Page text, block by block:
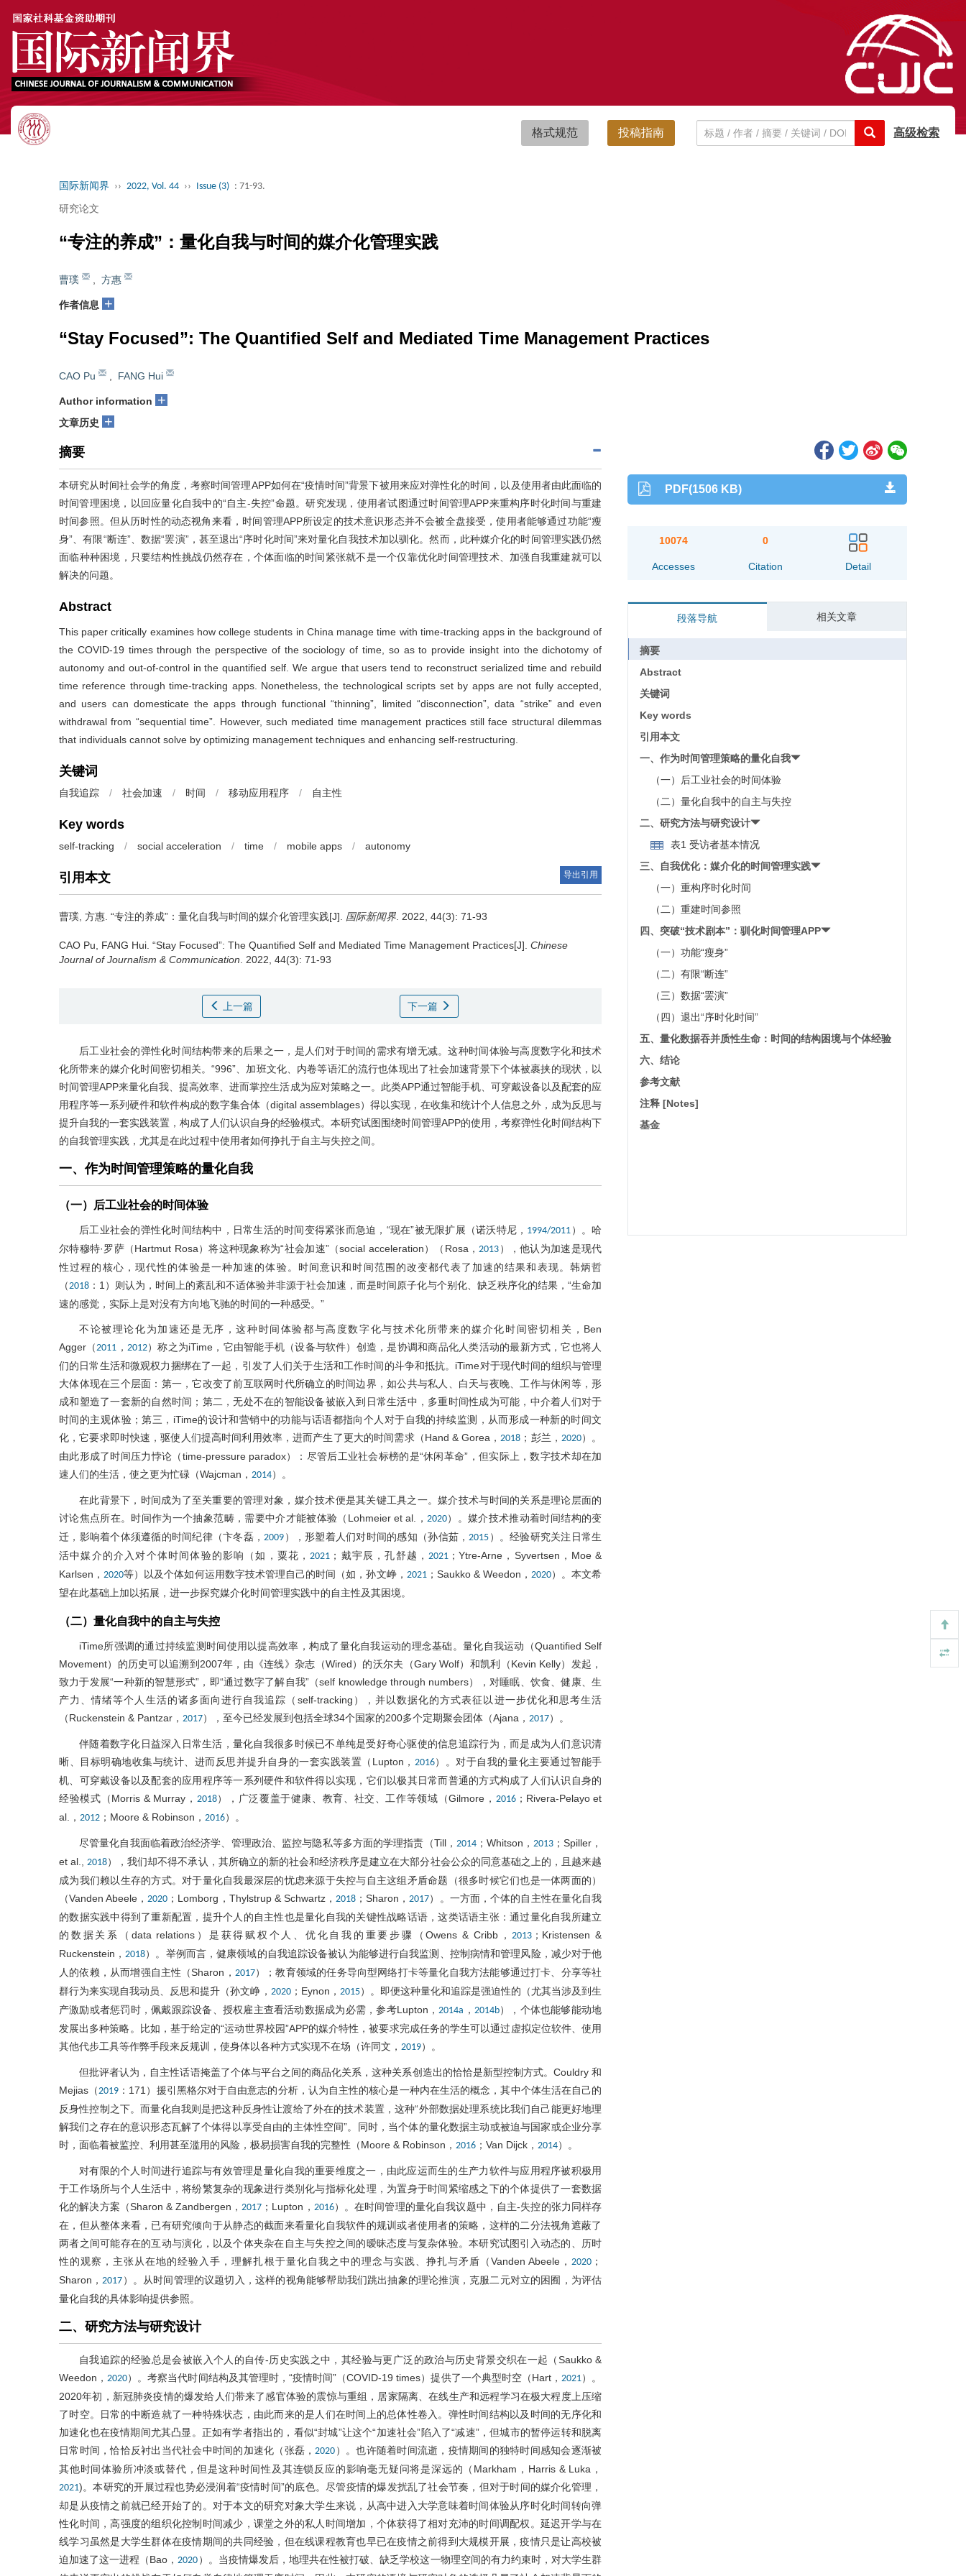
高级检索
投稿指南
格式规范
国际新闻界 ›› 2022, Vol. 44 ›› Issue (3) : 71-93.
研究论文
“专注的养成”：量化自我与时间的媒介化管理实践
曹璞 方惠
作者信息 +
“Stay Focused”: The Quantified Self and Mediated Time Management Practices
CAO Pu FANG Hui
Author information +
文章历史 +
摘要
本研究从时间社会学的角度，考察时间管理APP如何在“疫情时间”背景下被用来应对弹性化的时间，以及使用者由此面临的
时间管理困境，以回应量化自我中的“自主-失控”命题。研究发现，使用者试图通过时间管理APP来重构序时化时间与重建
时间参照。但从历时性的动态视角来看，时间管理APP所设定的技术意识形态并不会被全盘接受，使用者能够通过功能“瘦
身”、有限“断连”、数据“罢演”，甚至退出“序时化时间”来对量化自我技术加以驯化。然而，此种媒介化的时间管理实践仍然
面临种种困境，只要结构性挑战仍然存在，个体面临的时间紧张就不是一个仅靠优化时间管理技术、加强自我重建就可以
解决的问题。
Abstract
This paper critically examines how college students in China manage time with time-tracking apps in the background of
the COVID-19 times through the perspective of the sociology of time, so as to provide insight into the dichotomy of
autonomy and out-of-control in the quantified self. We argue that users tend to reconstruct serialized time and rebuild
time reference through time-tracking apps. Nonetheless, the technological scripts set by apps are not fully accepted,
and users can domesticate the apps through functional “thinning”, limited “disconnection”, data “strike” and even
withdrawal from “sequential time”. However, such mediated time management practices still face structural dilemmas
that individuals cannot solve by optimizing management techniques and enhancing self-restructuring.
关键词
自我追踪 / 社会加速 / 时间 / 移动应用程序 / 自主性
Key words
self-tracking / social acceleration / time / mobile apps / autonomy
引用本文 导出引用
曹璞 方惠 “专注的养成”：量化自我与时间的媒介化管理实践[J]. 国际新闻界 . 2022, 44(3): 71-93
CAO Pu FANG Hui “Stay Focused”: The Quantified Self and Mediated Time Management Practices[J]. Chinese
Journal of Journalism & Communication . 2022, 44(3): 71-93
上一篇 下一篇
后工业社会的弹性化时间结构带来的后果之一，是人们对于时间的需求有增无减。这种时间体验与高度数字化和技术
化所带来的媒介化时间密切相关。“996”、加班文化、内卷等语汇的流行也体现出了社会加速背景下个体被裹挟的现状，以
时间管理APP来量化自我、提高效率、进而掌控生活成为应对策略之一。此类APP通过智能手机、可穿戴设备以及配套的应
用程序等一系列硬件和软件构成的数字集合体（digital assemblages）得以实现，在收集和统计个人信息之外，成为反思与
提升自我的一套实践装置，构成了人们认识自身的经验模式。本研究试图围绕时间管理APP的使用，考察弹性化时间结构下
的自我管理实践，尤其是在此过程中使用者如何挣扎于自主与失控之间。
一、作为时间管理策略的量化自我
（一）后工业社会的时间体验
后工业社会的弹性化时间结构中，日常生活的时间变得紧张而急迫，“现在”被无限扩展（诺沃特尼， 1994/2011 ）。哈
尔特穆特·罗萨（Hartmut Rosa）将这种现象称为“社会加速”（social acceleration）（Rosa， 2013 ），他认为加速是现代
性过程的核心，现代性的体验是一种加速的体验。时间意识和时间范围的改变都代表了加速的结果和表现。韩炳哲
（2018 ：1）则认为，时间上的紊乱和不适体验并非源于社会加速，而是时间原子化与个别化、缺乏秩序化的结果，“生命加
速的感觉，实际上是对没有方向地飞驰的时间的一种感受。”
不论被理论化为加速还是无序，这种时间体验都与高度数字化与技术化所带来的媒介化时间密切相关，Ben
Agger（2011 ， 2012）称之为iTime，它由智能手机（设备与软件）创造，是协调和商品化人类活动的最新方式，它也将人
们的日常生活和微观权力捆绑在了一起，引发了人们关于生活和工作时间的斗争和抵抗。iTime对于现代时间的组织与管理
大体体现在三个层面：第一，它改变了前互联网时代所确立的时间边界，如公共与私人、白天与夜晚、工作与休闲等，形
成和塑造了一套新的自然时间；第二，无处不在的智能设备被嵌入到日常生活中，多重时间性成为可能，中介着人们对于
时间的主观体验；第三，iTime的设计和营销中的功能与话语都指向个人对于自我的持续监测，从而形成一种新的时间文
化，它要求即时快速，驱使人们提高时间利用效率，进而产生了更大的时间需求（Hand & Gorea， 2018 ；彭兰， 2020）。
由此形成了时间压力悖论（time-pressure paradox）：尽管后工业社会标榜的是“休闲革命”，但实际上，数字技术却在加
速人们的生活，使之更为忙碌（Wajcman， 2014）。
在此背景下，时间成为了至关重要的管理对象，媒介技术便是其关键工具之一。媒介技术与时间的关系是理论层面的
讨论焦点所在。时间作为一个抽象范畴，需要中介才能被体验（Lohmeier et al.， 2020）。媒介技术推动着时间结构的变
迁，影响着个体须遵循的时间纪律（卞冬磊， 2009 ），形塑着人们对时间的感知（孙信茹， 2015 ）。经验研究关注日常生
活中媒介的介入对个体时间体验的影响（如，粟花， 2021 ；戴宇辰，孔舒越， 2021 ；Ytre-Arne，Syvertsen，Moe &
Karlsen， 2020等）以及个体如何运用数字技术管理自己的时间（如，孙文峥， 2021 ；Saukko & Weedon， 2020）。本文希
望在此基础上加以拓展，进一步探究媒介化时间管理实践中的自主性及其困境。
（二）量化自我中的自主与失控
iTime所强调的通过持续监测时间使用以提高效率，构成了量化自我运动的理念基础。量化自我运动（Quantified Self
Movement）的历史可以追溯到2007年，由《连线》杂志（Wired）的沃尔夫（Gary Wolf）和凯利（Kevin Kelly）发起，
致力于发展“一种新的智慧形式”，即“通过数字了解自我”（self knowledge through numbers），对睡眠、饮食、健康、生
产力、情绪等个人生活的诸多面向进行自我追踪（self-tracking），并以数据化的方式表征以进一步优化和思考生活
（Ruckenstein & Pantzar， 2017），至今已经发展到包括全球34个国家的200多个定期聚会团体（Ajana， 2017）。
伴随着数字化日益深入日常生活，量化自我很多时候已不单纯是受好奇心驱使的信息追踪行为，而是成为人们意识清
晰、目标明确地收集与统计、进而反思并提升自身的一套实践装置（Lupton， 2016）。对于自我的量化主要通过智能手
机、可穿戴设备以及配套的应用程序等一系列硬件和软件得以实现，它们以极其日常而普通的方式构成了人们认识自身的
经验模式（Morris & Murray， 2018），广泛覆盖于健康、教育、社交、工作等领域（Gilmore， 2016；Rivera-Pelayo et
al.， 2012 ；Moore & Robinson， 2016）。
尽管量化自我面临着政治经济学、管理政治、监控与隐私等多方面的学理指责（Till， 2014；Whitson， 2013 ；Spiller，
et al., 2018），我们却不得不承认，其所确立的新的社会和经济秩序是建立在大部分社会公众的同意基础之上的，且越来越
成为我们赖以生存的方式。对于量化自我最深层的忧虑来源于失控与自主这组矛盾命题（很多时候它们也是一体两面的）
（Vanden Abeele， 2020 ；Lomborg，Thylstrup & Schwartz， 2018 ；Sharon， 2017）。一方面，个体的自主性在量化自我
的数据实践中得到了重新配置，提升个人的自主性也是量化自我的关键性战略话语，这类话语主张：通过量化自我所建立
的数据关系（data relations）是获得赋权个人、优化自我的重要步骤（Owens & Cribb， 2013 ；Kristensen &
Ruckenstein， 2018）。举例而言，健康领域的自我追踪设备被认为能够进行自我监测、控制病情和管理风险，减少对于他
人的依赖，从而增强自主性（Sharon， 2017）；教育领域的任务导向型网络打卡等量化自我方法能够通过打卡、分享等社
群行为来实现自我动员、反思和提升（孙文峥， 2020；Eynon， 2015）。即便这种量化和追踪是强迫性的（尤其当涉及到生
产激励或者惩罚时，佩戴跟踪设备、授权雇主查看活动数据成为必需，参考Lupton， 2014a ， 2014b），个体也能够能动地
发展出多种策略。比如，基于给定的“运动世界校园”APP的媒介特性，被要求完成任务的学生可以通过虚拟定位软件、使用
其他代步工具等作弊手段来反规训，使身体以各种方式实现不在场（许同文， 2019）。
但批评者认为，自主性话语掩盖了个体与平台之间的商品化关系，这种关系创造出的恰恰是新型控制方式。Couldry 和
Mejias（2019 ：171）援引黑格尔对于自由意志的分析，认为自主性的核心是一种内在生活的概念，其中个体生活在自己的
反身性控制之下。而量化自我则是把这种反身性让渡给了外在的技术装置，这种“外部数据处理系统比我们自己能更好地理
解我们之存在的意识形态瓦解了个体得以享受自由的主体性空间”。同时，当个体的量化数据主动或被迫与国家或企业分享
时，面临着被监控、利用甚至滥用的风险，极易损害自我的完整性（Moore & Robinson， 2016 ；Van Dijck， 2014）。
对有限的个人时间进行追踪与有效管理是量化自我的重要维度之一，由此应运而生的生产力软件与应用程序被积极用
于工作场所与个人生活中，将纷繁复杂的现象进行类别化与指标化处理，为置身于时间紧缩感之下的个体提供了一套数据
化的解决方案（Sharon & Zandbergen， 2017 ；Lupton， 2016）。在时间管理的量化自我议题中，自主-失控的张力同样存
在，但从整体来看，已有研究倾向于从静态的截面来看量化自我软件的规训或者使用者的策略，这样的二分法视角遮蔽了
两者之间可能存在的互动与演化，以及个体夹杂在自主与失控之间的暧昧态度与复杂体验。本研究试图引入动态的、历时
性的观察，主张从在地的经验入手，理解扎根于量化自我之中的理念与实践、挣扎与矛盾（Vanden Abeele， 2020 ；
Sharon， 2017 ）。从时间管理的议题切入，这样的视角能够帮助我们跳出抽象的理论推演，克服二元对立的困囿，为评估
量化自我的具体影响提供参照。
二、研究方法与研究设计
自我追踪的经验总是会被嵌入个人的自传-历史实践之中，其经验与更广泛的政治与历史背景交织在一起（Saukko &
Weedon， 2020）。考察当代时间结构及其管理时，“疫情时间”（COVID-19 times）提供了一个典型时空（Hart， 2021）。
2020年初，新冠肺炎疫情的爆发给人们带来了感官体验的震惊与重组，居家隔离、在线生产和远程学习在极大程度上压缩
了时空。日常的中断造就了一种特殊状态，由此而来的是人们在时间上的总体性卷入。弹性时间结构以及时间的无序化和
加速化也在疫情期间尤其凸显。正如有学者指出的，看似“封城”让这个“加速社会”陷入了“减速”，但城市的暂停运转和脱离
日常时间，恰恰反衬出当代社会中时间的加速化（张磊， 2020 ）。也许随着时间流逝，疫情期间的独特时间感知会逐渐被
其他时间体验所冲淡或替代，但是这种时间性及其连锁反应的影响毫无疑问将是深远的（Markham，Harris & Luka，
2021)。本研究的开展过程也势必浸润着“疫情时间”的底色。尽管疫情的爆发扰乱了社会节奏，但对于时间的媒介化管理，
却是从疫情之前就已经开始了的。对于本文的研究对象大学生来说，从高中进入大学意味着时间体验从序时化时间转向弹
性化时间，高强度的组织化控制时间减少，课堂之外的私人时间增加，个体获得了相对充沛的时间调配权。延迟开学与在
线学习虽然是大学生群体在疫情期间的共同经验，但在线课程教育也早已在疫情之前得到大规模开展，疫情只是让高校被
迫加速了这一进程（Bao， 2020 ）。当疫情爆发后，地理共在性被打破、缺乏学校这一物理空间的有力约束时，对大学生群
PDF(1506 KB)
10074
Accesses
0
Citation Detail
段落导航 相关文章
摘要
Abstract
关键词
Key words
引用本文
一、作为时间管理策略的量化自我
（一）后工业社会的时间体验
（二）量化自我中的自主与失控
二、研究方法与研究设计
表1 受访者基本情况
三、自我优化：媒介化的时间管理实践
（一）重构序时化时间
（二）重建时间参照
四、突破“技术剧本”：驯化时间管理APP
（一）功能“瘦身”
（二）有限“断连”
（三）数据“罢演”
（四）退出“序时化时间”
五、量化数据吞并质性生命：时间的结构困境与个体经验
六、结论
参考文献
注释 [Notes]
基金